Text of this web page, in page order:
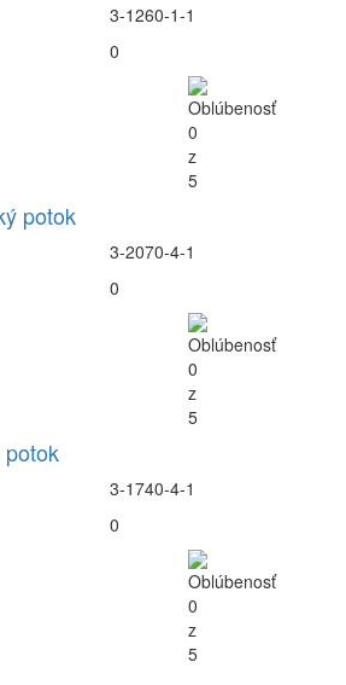
3-1260-1-1
0
potok
3-2070-4-1
0
potok
3-1740-4-1
0